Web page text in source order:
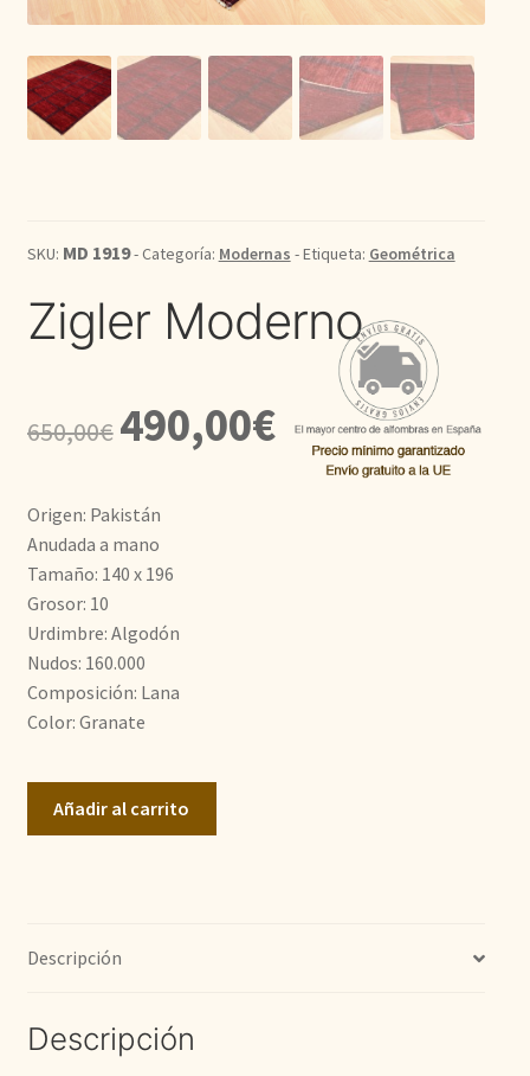
Redondas
Pasillo
SKU: MD 1919- Categoría: Modernas - Etiqueta: Geométrica
Zigler Moderno
650,00€
El
precio
era:
650,00€.
490,00€El
precio
Origen: Pakistán
Anudada a mano
Tamaño: 140 x 196
Grosor: 10
Urdimbre: Algodón
Nudos: 160.000
Composición: Lana
Color: Granate
Añadir al carrito
Descripción
Descripción